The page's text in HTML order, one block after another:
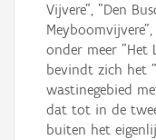
Vijvere", "Den
onder meer "Het
bevindt zich het
wastinegebied
dat tot in de
buiten het